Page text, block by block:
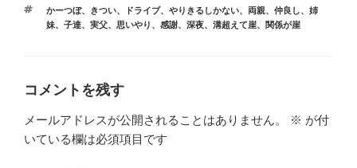
ゴ
リ
タ
グ
かーつぼ、 きつい、 ドライブ、 やりきるしかない、 両親、 仲良し、 姉
妹、 子達、 実父、 思いやり 、 感謝、 深夜、 溝超えて崖、 関係が崖
コメントを残す
メールアドレスが公開されることはありません。 ※ が付
いている欄は必須項目です